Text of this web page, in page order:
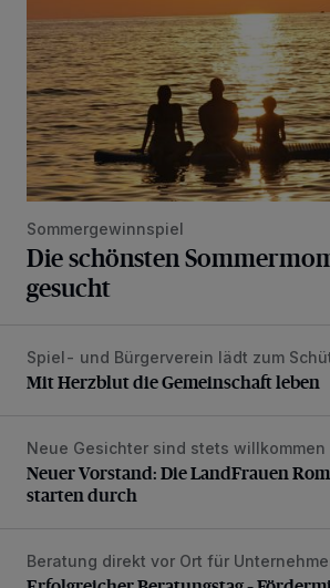
Sommergewinnspiel
Die schönsten
gesucht
Mit Herzblut die Gemeinschaft leben
Spiel- und Bürgerverein lädt zum
Mit Herzblut die Gemeinschaft leben
Neuer Vorstand: Die LandFrauen
Neue Gesichter sind stets willkommen
Neuer Vorstand: Die LandFrauen
starten durch
Erfolgreicher Beratungstag –
Beratung direkt vor Ort für